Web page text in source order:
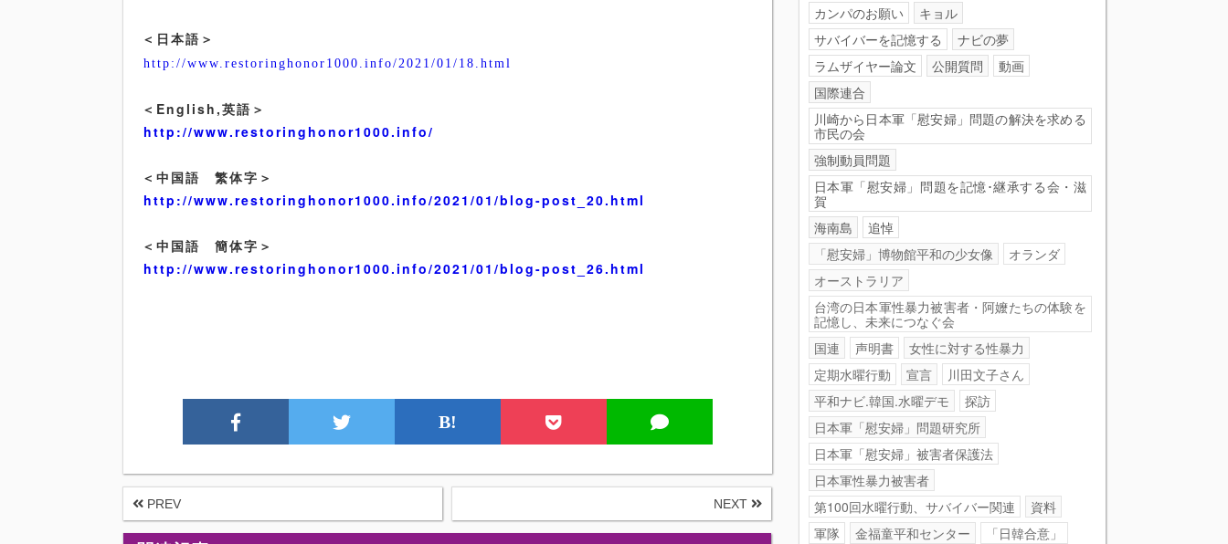
＜ 日本語＞
http://www.restoringhonor1000.info/2021/01/18.html
＜English,英語＞
http://www.restoringhonor1000.info/
＜中国語 繁体字＞
http://www.restoringhonor1000.info/2021/01/blog-post_20.html
＜中国語 簡体字＞
http://www.restoringhonor1000.info/2021/01/blog-post_26.html
B!
PREV NEXT
カンパのお願い
キョル
サバイバーを記憶する
ナビの夢
ラムザイヤー論文
公開質問
動画
国際連合
川崎から日本軍「慰安婦」問題の解決を求める
市民の会
強制動員問題
日本軍「慰安婦」問題を記憶･継承する会・滋
賀
海南島
追悼
「慰安婦」博物館平和の少女像
オランダ
オーストラリア
台湾の日本軍性暴力被害者・阿嬤たちの体験を
記憶し、未来につなぐ会
国連
声明書
女性に対する性暴力
定期水曜行動
宣言
川田文子さん
平和ナビ.韓国.水曜デモ
探訪
日本軍「慰安婦」問題研究所
日本軍「慰安婦」被害者保護法
日本軍性暴力被害者
第100回水曜行動、サバイバー関連
資料
軍隊
金福童平和センター 「日韓合意」